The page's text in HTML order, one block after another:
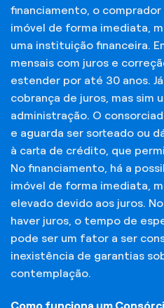
financiamento, o
imóvel de forma imediata,
uma instituição financeira.
mensais com juros e
estender por até 30 anos.
cobrança de juros, mas sim
administração. O
e aguarda ser sorteado ou
à carta de crédito, que
No financiamento, há a
imóvel de forma imediata,
elevado devido aos juros.
haver juros, o tempo de
pode ser um fator a ser
inexistência de garantias
contemplação.